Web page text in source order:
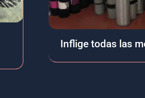
Inflige todas las